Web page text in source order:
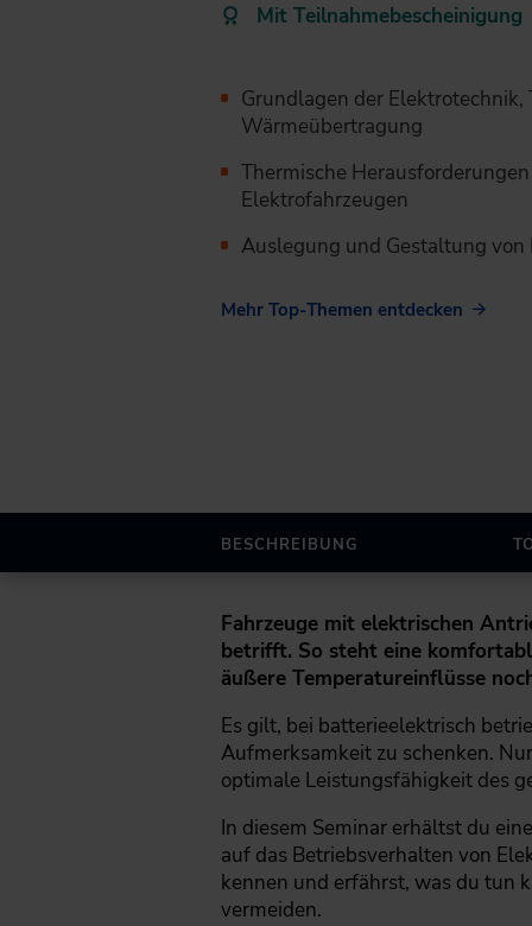
Mit Teilnahmebescheinigung
Grundlagen der
Wärmeübertragung
Thermische
Elektrofahrzeugen
Auslegung und Gestaltung
Mehr Top-Themen entdecken
BESCHREIBUNG
Fahrzeuge mit elektrischen
betrifft. So steht eine
äußere Temperatureinflüsse
Es gilt, bei batterieelektrisch
Aufmerksamkeit zu schenken.
optimale Leistungsfähigkeit des
In diesem Seminar erhältst du
auf das Betriebsverhalten von
kennen und erfährst, was du tun
vermeiden.